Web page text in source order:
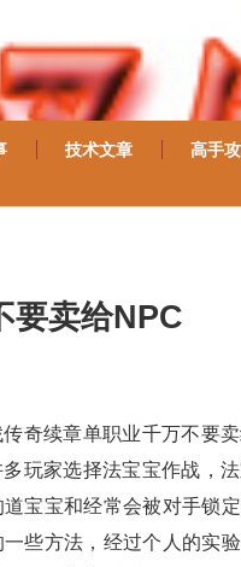
技术文章 高手
要卖给NPC
奇续章单职业千万不要
玩家选择法宝宝作战，
宝宝和经常会被对手锁
些方法，经过个人的实